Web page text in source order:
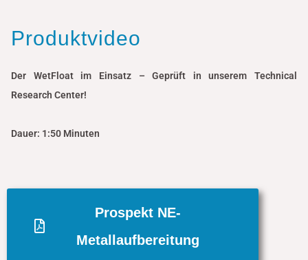
Produktvideo
Der WetFloat im Einsatz – Geprüft in unserem Technical
Research Center!
Dauer: 1:50 Minuten
Prospekt NE-
Metallaufbereitung